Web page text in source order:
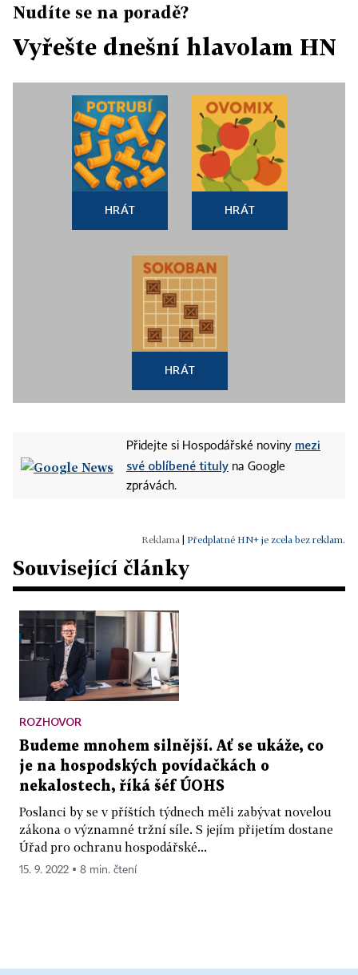
Nudíte se na poradě?
Vyřešte dnešní hlavolam HN
HRÁT HRÁT
HRÁT
Přidejte si Hospodářské noviny mezi
své oblíbené tituly na Google
zprávách.
Předplatné HN+ je zcela bez reklam.
Související články
ROZHOVOR
Budeme mnohem silnější. Ať se ukáže, co
je na hospodských povídačkách o
nekalostech, říká šéf ÚOHS
Poslanci by se v příštích týdnech měli zabývat novelou
zákona o významné tržní síle. S jejím přijetím dostane
Úřad pro ochranu hospodářské...
15. 9. 2022 ▪ 8 min. čtení